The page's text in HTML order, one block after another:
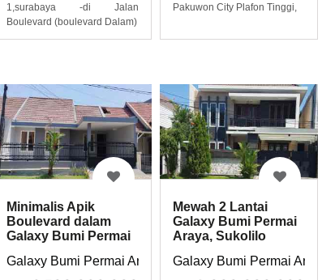
1,surabaya -di Jalan
Boulevard (boulevard Dalam)
Pakuwon City Plafon Tinggi,
Minimalis Apik
Boulevard dalam
Galaxy Bumi Permai
Galaxy Bumi Permai Araya
Mewah 2 Lantai
Galaxy Bumi Permai
Araya, Sukolilo
Galaxy Bumi Permai Araya